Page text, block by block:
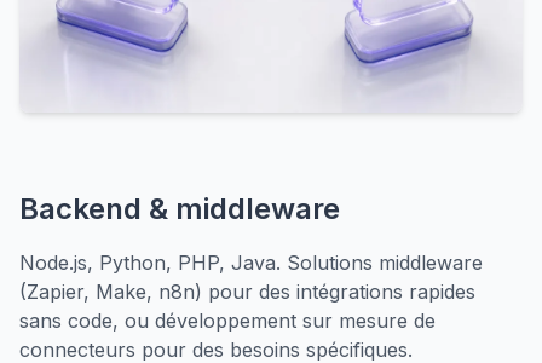
Backend & middleware
Node.js, Python, PHP, Java. Solutions middleware
(Zapier, Make, n8n) pour des intégrations rapides
sans code, ou développement sur mesure de
connecteurs pour des besoins spécifiques.